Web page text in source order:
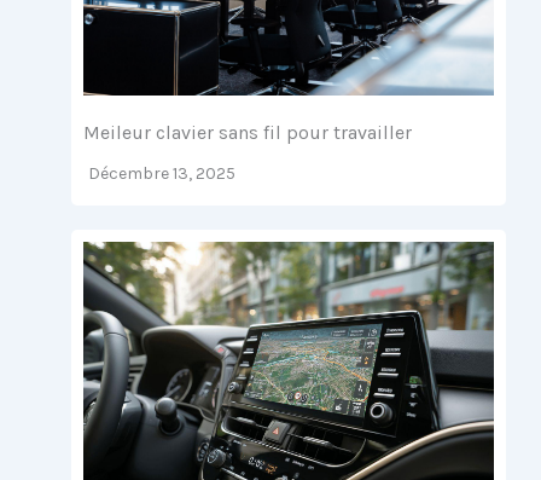
Meileur clavier sans fil pour travailler
Décembre 13, 2025